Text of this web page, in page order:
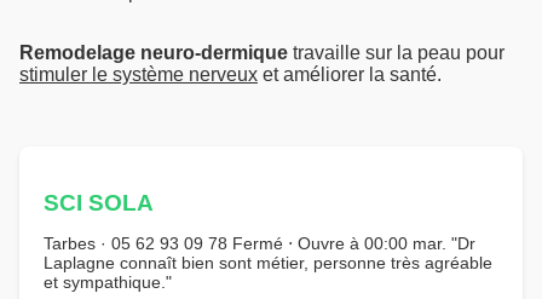
Remodelage neuro-dermique travaille sur la peau pour
stimuler le système nerveux et améliorer la santé.
SCI SOLA
Tarbes · 05 62 93 09 78 Fermé ⋅ Ouvre à 00:00 mar. "Dr
Laplagne connaît bien sont métier, personne très agréable
et sympathique."